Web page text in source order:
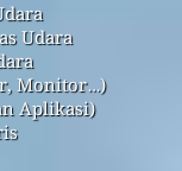
Udara
Monitor…)
Aplikasi)